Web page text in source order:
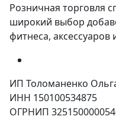
Розничная торговля
широкий выбор
фитнеса, аксессуаров
ИП Толоманенко
ИНН 150100534875
ОГРНИП